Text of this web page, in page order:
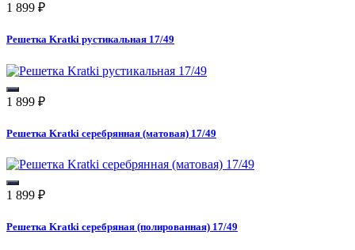
1 899 ₽
Решетка Kratki рустикальная 17/49
1 899 ₽
Решетка Kratki серебрянная (матовая) 17/49
1 899 ₽
Решетка Kratki серебряная (полированная) 17/49